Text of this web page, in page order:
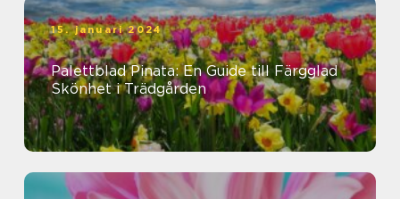
15. januari 2024
Palettblad Pinata: En Guide till Färgglad
Skönhet i Trädgården